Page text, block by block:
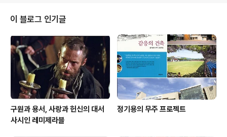
이 블로그 인기글
구원과 용서, 사랑과 헌신의 대서
사시인 레미제라블
정기용의 무주 프로젝트